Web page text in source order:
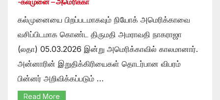
கல்முனையை பிறப்படமாகவும் நியோக் அமெரிக்காவை
வசிப்பிடமாக கொண்ட திருமதி அமராவதி நாகராஜா
(லதா) 05.03.2026 இன்று அமெரிக்காவில் காலமானார்.
அன்னாரின் இறுதிக்கிரியைகள் தொடர்பான விபரம்
பின்னர் அறிவிக்கப்படும் …
Read More